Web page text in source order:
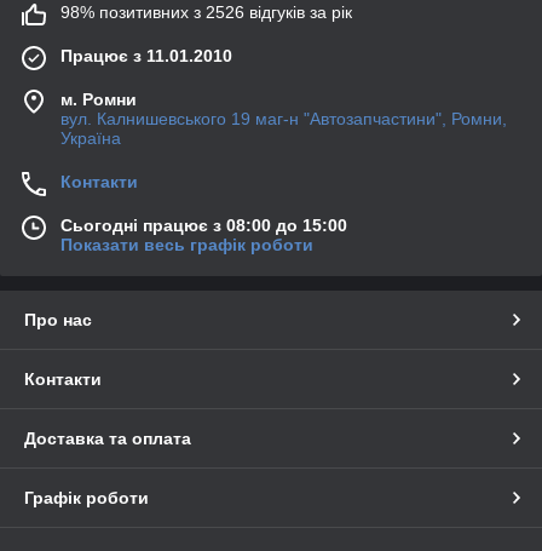
98% позитивних з 2526 відгуків за рік
Працює з 11.01.2010
м. Ромни
вул. Калнишевського 19 маг-н "Автозапчастини", Ромни,
Україна
Контакти
Сьогодні працює з 08:00 до 15:00
Показати весь графік роботи
Про нас
Контакти
Доставка та оплата
Графік роботи